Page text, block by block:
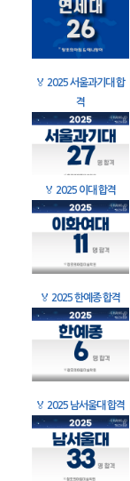
🏅 2025 서울과기대 합
격
🏅 2025 이대 합격
🏅 2025 한예종 합격
🏅 2025 남서울대 합격